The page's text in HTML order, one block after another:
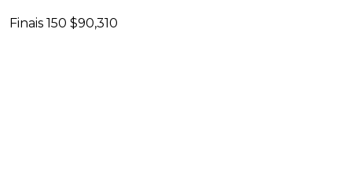
Finais 150 $90,310